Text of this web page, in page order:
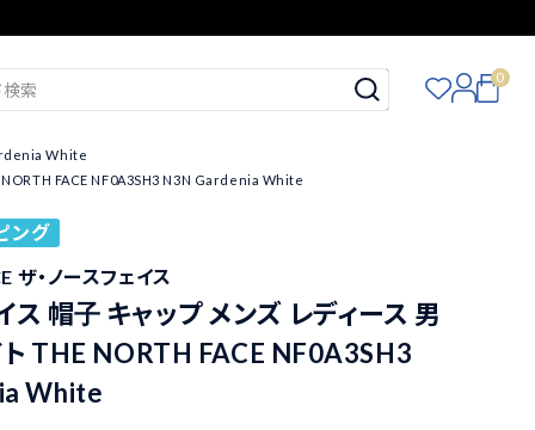
0
White
NORTH FACE NF0A3SH3 N3N Gardenia White
ング
・ノースフェイス
ス 帽子 キャップ メンズ レディース 男
THE NORTH FACE NF0A3SH3
White